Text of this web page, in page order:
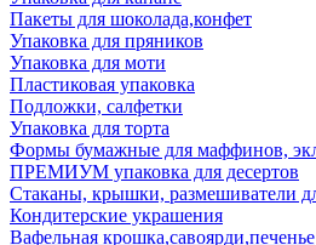
Пакеты для шоколада,конфет
Упаковка для пряников
Упаковка для моти
Пластиковая упаковка
Подложки, салфетки
Упаковка для торта
Формы бумажные для маффинов,
ПРЕМИУМ упаковка для десертов
Стаканы, крышки, размешиватели
Кондитерские украшения
Вафельная крошка,савоярди,печенье